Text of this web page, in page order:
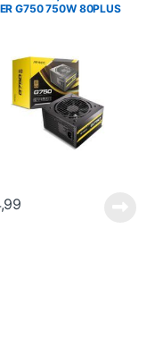
G750 750W 80PLUS